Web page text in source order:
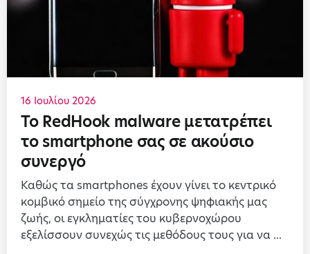
16 Ιουλίου 2026
Το RedHook malware μετατρέπει
το smartphone σας σε ακούσιο
συνεργό
Καθώς τα smartphones έχουν γίνει το κεντρικό
κομβικό σημείο της σύγχρονης ψηφιακής μας
ζωής, οι εγκληματίες του κυβερνοχώρου
εξελίσσουν συνεχώς τις μεθόδους τους για να ...